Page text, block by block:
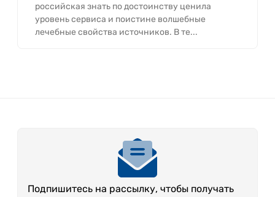
российская знать по достоинству ценила
уровень сервиса и поистине волшебные
лечебные свойства источников. В те...
Подпишитесь на рассылку, чтобы получать